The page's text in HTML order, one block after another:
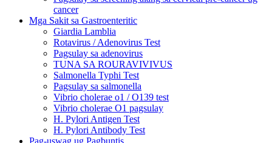
cancer
Mga Sakit sa Gastroenteritic
Giardia Lamblia
Rotavirus / Adenovirus Test
Pagsulay sa adenovirus
TUNA SA ROURAVIVIVUS
Salmonella Typhi Test
Pagsulay sa salmonella
Vibrio cholerae o1 / O139 test
Vibrio cholerae O1 pagsulay
H. Pylori Antigen Test
H. Pylori Antibody Test
Pag-uswag ug Pagbuntis